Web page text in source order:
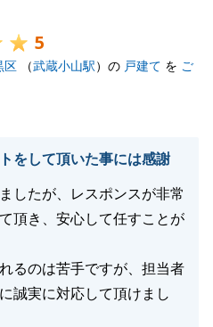
ことがございましたら、い
ませ。
し上げます。
閉じる
5
区 （武蔵小山駅）の 戸建て を ご
をして頂いた事には感謝
したが、レスポンスが非常
頂き、安心して任すことが
るのは苦手ですが、担当者
誠実に対応して頂けまし